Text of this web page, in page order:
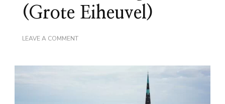
(Grote Eiheuvel)
LEAVE A COMMENTON